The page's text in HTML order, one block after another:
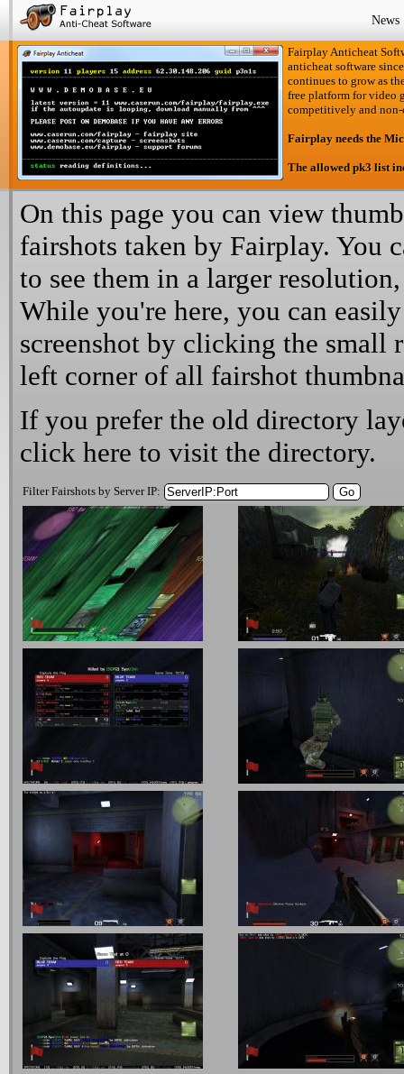
News
Fairplay Anticheat
anticheat software
continues to grow as
free platform for video
competitively and
Fairplay needs the
The allowed pk3 list
On this page you can view
fairshots taken by Fairplay. You
to see them in a larger
While you're here, you can
screenshot by clicking the small
left corner of all fairshot
If you prefer the old directory
click here to visit the directory.
Filter Fairshots by Server IP: